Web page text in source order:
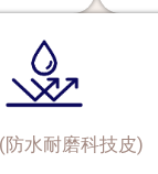
防水耐磨科技皮)